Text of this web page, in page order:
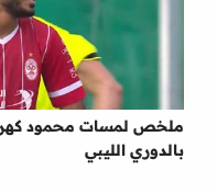
ملخص لمسات محمود كهربا
بالدوري الليبي